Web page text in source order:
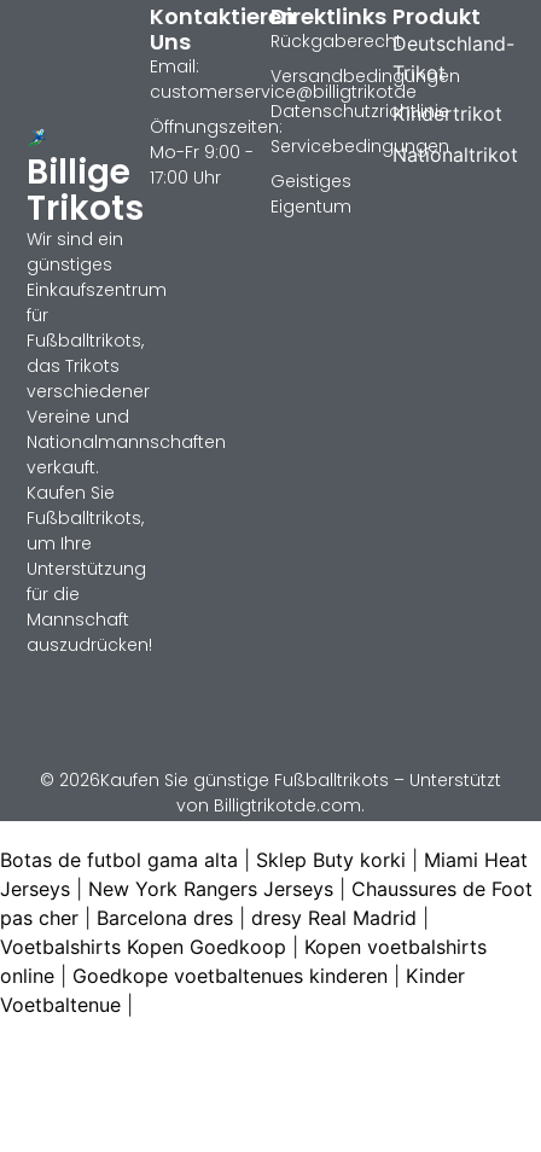
Billige
Trikots
Wir sind ein
günstiges
Einkaufszentrum
für
Fußballtrikots,
das Trikots
verschiedener
Vereine und
Nationalmannschaften
verkauft.
Kaufen Sie
Fußballtrikots,
um Ihre
Unterstützung
für die
Mannschaft
auszudrücken!
Produkt
Deutschland-
Trikot
Kindertrikot
Nationaltrikot
Direktlinks
Rückgaberecht
Versandbedingungen
Datenschutzrichtlinie
Servicebedingungen
Geistiges
Eigentum
Kontaktieren
Uns
Email:
customerservice@billigtrikotde
Öffnungszeiten:
Mo-Fr 9:00 -
17:00 Uhr
© 2026Kaufen Sie günstige Fußballtrikots – Unterstützt
von Billigtrikotde.com.
Botas de futbol gama alta Sklep Buty korki
Miami Heat
Jerseys
New York Rangers Jerseys
Chaussures de Foot
pas cher
Barcelona dres dresy Real Madrid
Voetbalshirts Kopen Goedkoop
Kopen voetbalshirts
online
Goedkope voetbaltenues kinderen
Kinder
Voetbaltenue